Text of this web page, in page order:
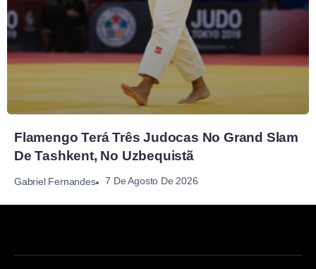
Flamengo Terá Três Judocas No Grand Slam
De Tashkent, No Uzbequistã
Gabriel Fernandes 7 De Agosto De 2026